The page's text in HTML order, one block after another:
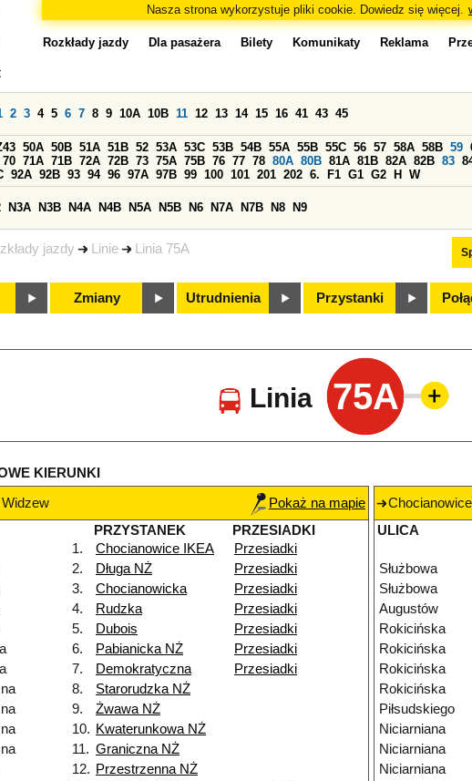
Nasza strona wykorzystuje pliki cookie. Dowiedz się więcej.
jazdy Linie Linia 75A
Rozkłady jazdy Dla pasażera Bilety Komunikaty Reklama
2 3 4 5 6 7 8 9 10A 10B 11 12 13 14 15 16 41 43 45
50A 50B 51A 51B 52 53A 53C 53B 54B 55A 55B 55C 56 57 58A 58B 59
70 71A 71B 72A 72B 73 75A 75B 76 77 78 80A 80B 81A 81B 82A 82B 83
92A 92B 93 94 96 97A 97B 99 100 101 201 202 6. F1 G1 G2 H W
N3A N3B N4A N4B N5A N5B N6 N7A N7B N8 N9
Zmiany Utrudnienia Przystanki
Linia 75A
KIERUNKI
Pokaż na mapie
PRZYSTANEK
PRZESIADKI
1.
Chocianowice IKEA
Przesiadki
2. Długa NŻ
Przesiadki
3. Chocianowicka
Przesiadki
4. Rudzka
Przesiadki
5. Dubois
Przesiadki
6. Pabianicka NŻ
Przesiadki
7. Demokratyczna
Przesiadki
8.
Starorudzka NŻ
9.
Żwawa NŻ
10. Kwaterunkowa NŻ
11. Graniczna NŻ
12. Przestrzenna NŻ
ULICA
Służbowa
Służbowa
Augustów
Rokicińska
Rokicińska
Rokicińska
Rokicińska
Piłsudskiego
Niciarniana
Niciarniana
Niciarniana